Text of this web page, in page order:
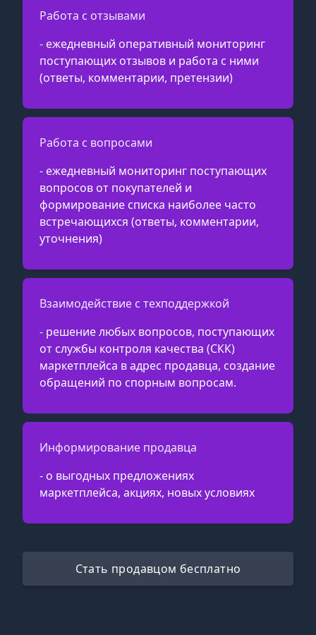
Работа с отзывами
- ежедневный оперативный мониторинг
поступающих отзывов и работа с ними
(ответы, комментарии, претензии)
Работа с вопросами
- ежедневный мониторинг поступающих
вопросов от покупателей и
формирование списка наиболее часто
встречающихся (ответы, комментарии,
уточнения)
Взаимодействие с техподдержкой
- решение любых вопросов, поступающих
от службы контроля качества (СКК)
маркетплейса в адрес продавца, создание
обращений по спорным вопросам.
Информирование продавца
- о выгодных предложениях
маркетплейса, акциях, новых условиях
Стать продавцом бесплатно